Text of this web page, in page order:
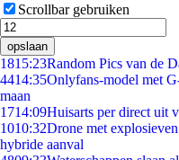
Scrollbar gebruiken
opslaan
1815:23Random Pics van de
4414:35Onlyfans-model met
maan
1714:09Huisarts per direct uit
1010:32Drone met
hybride aanval